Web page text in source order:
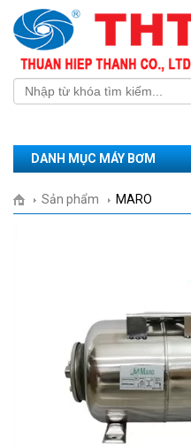
DANH MỤC MÁY BƠM
Sản phẩm MARO